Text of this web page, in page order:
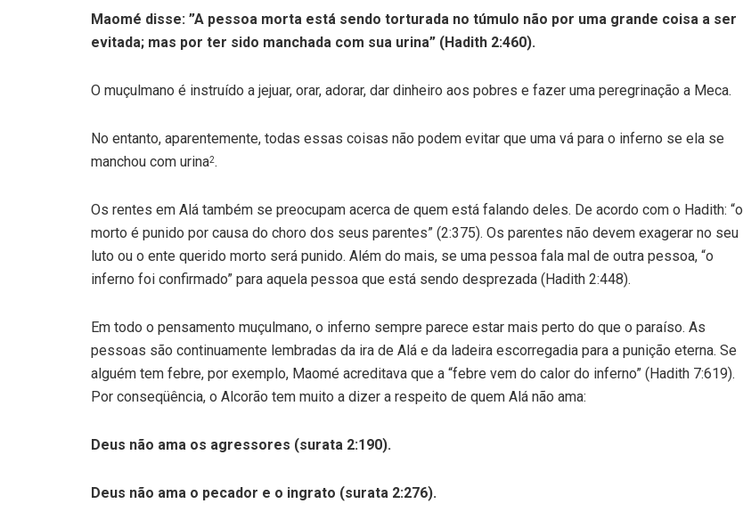
Maomé disse: ”A pessoa morta está sendo torturada no túmulo não por uma grande coisa a ser
evitada; mas por ter sido manchada com sua urina” (Hadith 2:460).
O muçulmano é instruído a jejuar, orar, adorar, dar dinheiro aos pobres e fazer uma peregrinação a Meca.
No entanto, aparentemente, todas essas coisas não podem evitar que uma vá para o inferno se ela se
manchou com urina2.
Os rentes em Alá também se preocupam acerca de quem está falando deles. De acordo com o Hadith: “o
morto é punido por causa do choro dos seus parentes” (2:375). Os parentes não devem exagerar no seu
luto ou o ente querido morto será punido. Além do mais, se uma pessoa fala mal de outra pessoa, “o
inferno foi confirmado” para aquela pessoa que está sendo desprezada (Hadith 2:448).
Em todo o pensamento muçulmano, o inferno sempre parece estar mais perto do que o paraíso. As
pessoas são continuamente lembradas da ira de Alá e da ladeira escorregadia para a punição eterna. Se
alguém tem febre, por exemplo, Maomé acreditava que a “febre vem do calor do inferno” (Hadith 7:619).
Por conseqüência, o Alcorão tem muito a dizer a respeito de quem Alá não ama:
Deus não ama os agressores (surata 2:190).
Deus não ama o pecador e o ingrato (surata 2:276).